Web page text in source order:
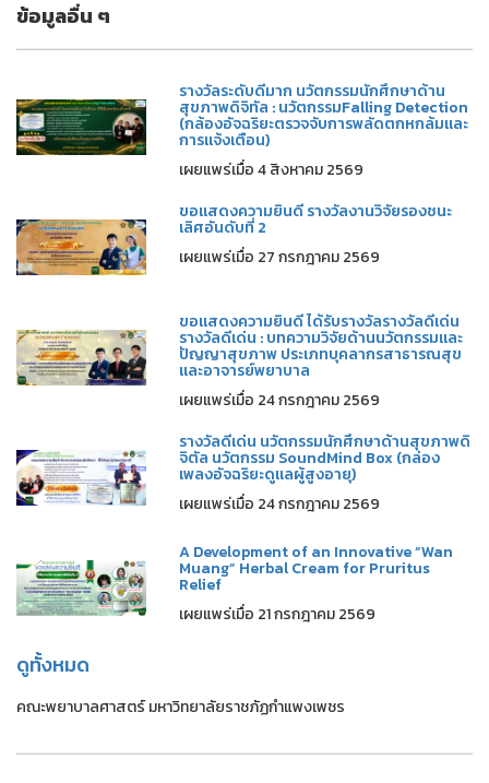
ข้อมูลอื่น ๆ
รางวัลระดับดีมาก นวัตกรรมนักศึกษาด้าน
สุขภาพดิจิทัล : นวัตกรรมFalling Detection
(กล้องอัจฉริยะตรวจจับการพลัดตกหกล้มและ
การแจ้งเตือน)
เผยแพร่เมื่อ 4 สิงหาคม 2569
ขอแสดงความยินดี รางวัลงานวิจัยรองชนะ
เลิศอันดับที่ 2
เผยแพร่เมื่อ 27 กรกฎาคม 2569
ขอแสดงความยินดี ได้รับรางวัลรางวัลดีเด่น
รางวัลดีเด่น : บทความวิจัยด้านนวัตกรรมและ
ปัญญาสุขภาพ ประเภทบุคลากรสาธารณสุข
และอาจารย์พยาบาล
เผยแพร่เมื่อ 24 กรกฎาคม 2569
รางวัลดีเด่น นวัตกรรมนักศึกษาด้านสุขภาพดิ
จิตัล นวัตกรรม SoundMind Box (กล่อง
เพลงอัจฉริยะดูแลผู้สูงอายุ)
เผยแพร่เมื่อ 24 กรกฎาคม 2569
A Development of an Innovative “Wan
Muang” Herbal Cream for Pruritus
Relief
เผยแพร่เมื่อ 21 กรกฎาคม 2569
ดูทั้งหมด
คณะพยาบาลศาสตร์ มหาวิทยาลัยราชภัฏกำแพงเพชร